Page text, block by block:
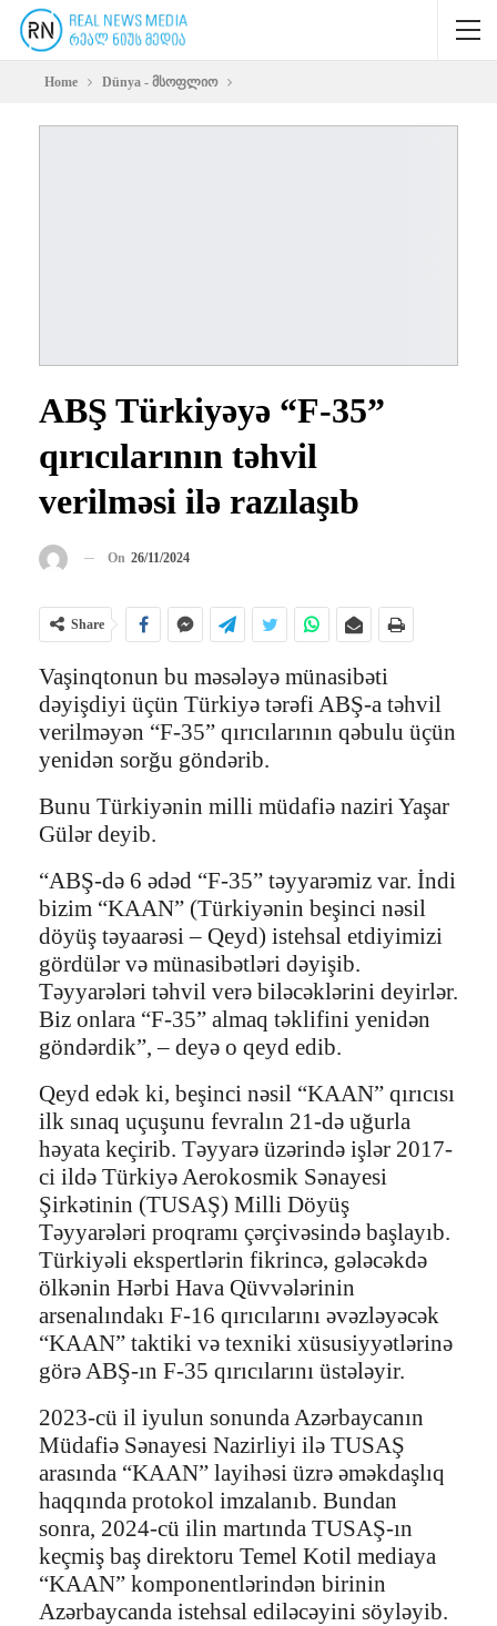
Home Dünya - მსოფლიო
ABŞ Türkiyəyə “F-35”
qırıcılarının təhvil
verilməsi ilə razılaşıb
On 26/11/2024
Share
Vaşinqtonun bu məsələyə münasibəti
dəyişdiyi üçün Türkiyə tərəfi ABŞ-a təhvil
verilməyən “F-35” qırıcılarının qəbulu üçün
yenidən sorğu göndərib.
Bunu Türkiyənin milli müdafiə naziri Yaşar
Gülər deyib.
“ABŞ-də 6 ədəd “F-35” təyyarəmiz var. İndi
bizim “KAAN” (Türkiyənin beşinci nəsil
döyüş təyaarəsi – Qeyd) istehsal etdiyimizi
gördülər və münasibətləri dəyişib.
Təyyarələri təhvil verə biləcəklərini deyirlər.
Biz onlara “F-35” almaq təklifini yenidən
göndərdik”, – deyə o qeyd edib.
Qeyd edək ki, beşinci nəsil “KAAN” qırıcısı
ilk sınaq uçuşunu fevralın 21-də uğurla
həyata keçirib. Təyyarə üzərində işlər 2017-
ci ildə Türkiyə Aerokosmik Sənayesi
Şirkətinin (TUSAŞ) Milli Döyüş
Təyyarələri proqramı çərçivəsində başlayıb.
Türkiyəli ekspertlərin fikrincə, gələcəkdə
ölkənin Hərbi Hava Qüvvələrinin
arsenalındakı F-16 qırıcılarını əvəzləyəcək
“KAAN” taktiki və texniki xüsusiyyətlərinə
görə ABŞ-ın F-35 qırıcılarını üstələyir.
2023-cü il iyulun sonunda Azərbaycanın
Müdafiə Sənayesi Nazirliyi ilə TUSAŞ
arasında “KAAN” layihəsi üzrə əməkdaşlıq
haqqında protokol imzalanıb. Bundan
sonra, 2024-cü ilin martında TUSAŞ-ın
keçmiş baş direktoru Temel Kotil mediaya
“KAAN” komponentlərindən birinin
Azərbaycanda istehsal ediləcəyini söyləyib.